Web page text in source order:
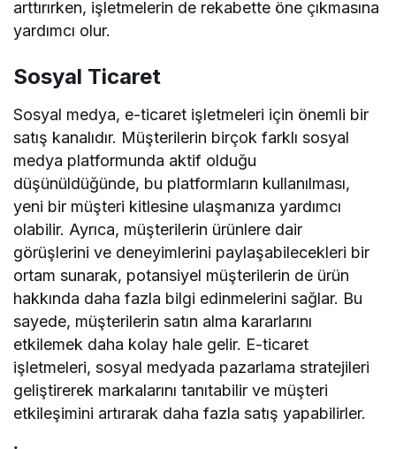
arttırırken, işletmelerin de rekabette öne çıkmasına
yardımcı olur.
Sosyal Ticaret
Sosyal medya, e-ticaret işletmeleri için önemli bir
satış kanalıdır. Müşterilerin birçok farklı sosyal
medya platformunda aktif olduğu
düşünüldüğünde, bu platformların kullanılması,
yeni bir müşteri kitlesine ulaşmanıza yardımcı
olabilir. Ayrıca, müşterilerin ürünlere dair
görüşlerini ve deneyimlerini paylaşabilecekleri bir
ortam sunarak, potansiyel müşterilerin de ürün
hakkında daha fazla bilgi edinmelerini sağlar. Bu
sayede, müşterilerin satın alma kararlarını
etkilemek daha kolay hale gelir. E-ticaret
işletmeleri, sosyal medyada pazarlama stratejileri
geliştirerek markalarını tanıtabilir ve müşteri
etkileşimini artırarak daha fazla satış yapabilirler.